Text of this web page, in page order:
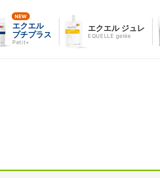
エクエル
プチプラス
Petit+
エクエル ジュレ
EQUELLE gelée